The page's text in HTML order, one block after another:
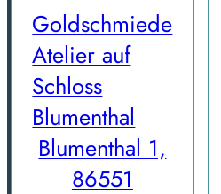
Goldschmiede
Atelier auf
Schloss
Blumenthal
Blumenthal 1,
86551